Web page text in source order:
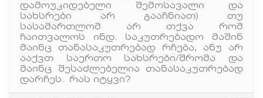
დამოუკიდებელი შემოსავალი და
სახსრები არ გააჩნიათ) თუ
სასამართლომ არ თქვა რომ
ჩაითვალოს ინდ. საკუთრებადო მაშინ
მაინც თანასაკუთრებად რჩება, ანუ არ
ააქვთ საერთო სახსრები/შრომა და
მაინც შესაძლებელია თანასაკუთრებად
დარჩეს. რას იტყვი?